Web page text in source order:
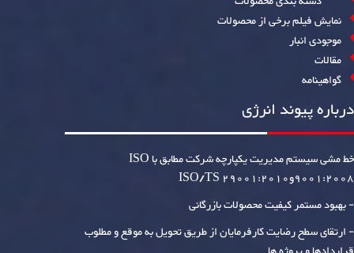
نمایش فیلم برخی از محصولات
موجودی انبار
مقالات
گواهینامه
درباره پیوند انرژی
خط مشی سیستم مدیریت یکپارچه شرکت مطابق با ISO
9001:2008وISO/TS 29001:2010
- بهبود مستمر کیفیت محصولات بازرگانی
- ارتقای سطح رضایت کارفرمایان از طریق تحویل به موقع و مطلوب